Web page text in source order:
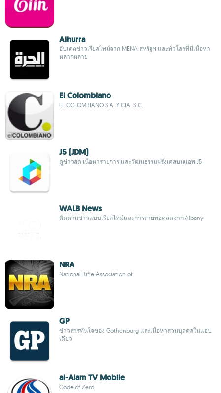
Alhurra
อัปเดตข่าวเรียลไทม์จาก MENA สหรัฐฯ และทั่วโลกที่มีเนื้อหา
หลากหลาย
El Colombiano
EL COLOMBIANO S.A. Y CIA. S.C.
J5 (JDM)
ดูข่าวสด เนื้อหารายการ และวัฒนธรรมฝรั่งเศสบนแอพ J5
WALB News
ติดตามข่าวแบบเรียลไทม์และการถ่ายทอดสดจาก Albany
NRA
National Rifle Association of
GP
ข่าวสารทันใจของ Gothenburg และเนื้อหาส่วนบุคคลในแอป
เดียว
al-Alam TV Mobile
Code of Zero